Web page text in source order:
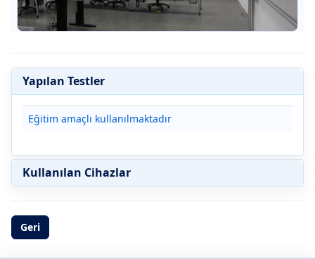
Yapılan Testler
Eğitim amaçlı kullanılmaktadır
Kullanılan Cihazlar
Geri